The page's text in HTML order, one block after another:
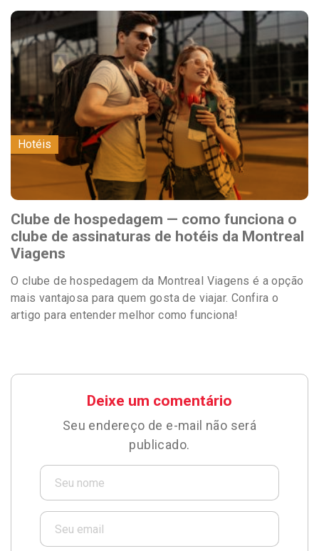
Hotéis
Clube de hospedagem — como funciona o
clube de assinaturas de hotéis da Montreal
Viagens
O clube de hospedagem da Montreal Viagens é a opção
mais vantajosa para quem gosta de viajar. Confira o
artigo para entender melhor como funciona!
Deixe um comentário
Seu endereço de e-mail não será
publicado.